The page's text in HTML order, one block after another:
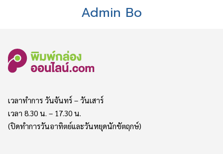
Admin Bo
เวลาทำการ วันจันทร์ – วันเสาร์
เวลา 8.30 น. – 17.30 น.
(ปิดทำการวันอาทิตย์และวันหยุดนักขัตฤกษ์)